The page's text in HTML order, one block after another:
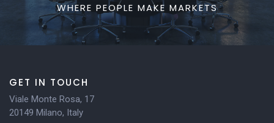
WHERE PEOPLE MAKE MARKETS
GET IN TOUCH
Viale Monte Rosa, 17
20149 Milano, Italy